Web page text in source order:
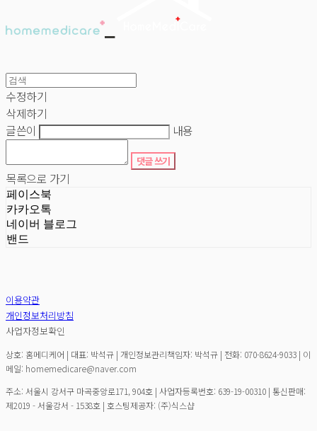
수정하기
삭제하기
글쓴이
내용
댓글 쓰기
목록으로 가기
페이스북
카카오톡
네이버 블로그
밴드
이용약관
개인정보처리방침
사업자정보확인
상호: 홈메디케어 | 대표: 박석규 | 개인정보관리책임자: 박석규 | 전화: 070-8624-9033 | 이
메일: homemedicare@naver.com
주소: 서울시 강서구 마곡중앙로171, 904호 | 사업자등록번호: 639-19-00310 | 통신판매:
제2019 - 서울강서 - 1538호 | 호스팅제공자: (주)식스샵